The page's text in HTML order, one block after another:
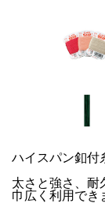
ハイスパン釦付
太さと強さ、耐
巾広く利用でき